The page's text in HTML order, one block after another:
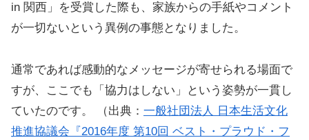
in 関西」を受賞した際も、家族からの手紙やコメント
が一切ないという異例の事態となりました。
通常であれば感動的なメッセージが寄せられる場面で
すが、ここでも「協力はしない」という姿勢が一貫し
ていたのです。 （出典： 一般社団法人 日本生活文化
推進協議会『2016年度 第10回 ベスト・プラウド・フ